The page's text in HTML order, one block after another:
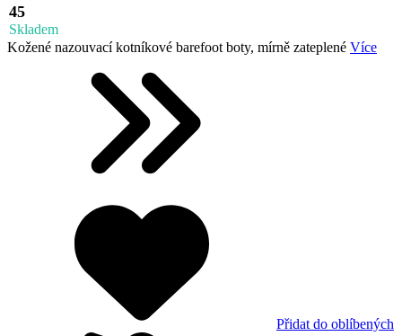
45
Skladem
Kožené nazouvací kotníkové barefoot boty, mírně zateplené Více
Přidat do oblíbených